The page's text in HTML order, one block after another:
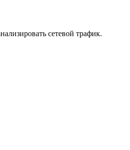
сетевой трафик.